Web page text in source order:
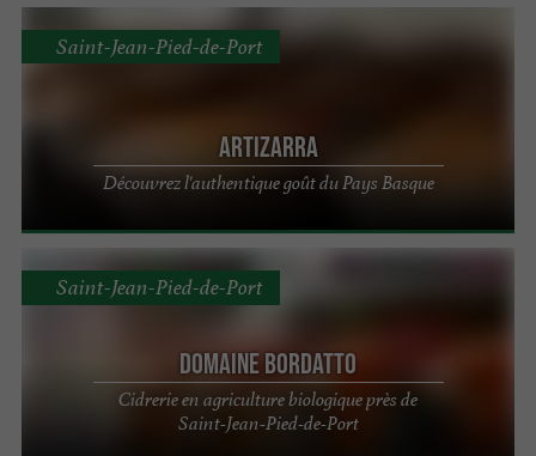
Artizarra
Découvrez l'authentique goût du Pays Basque
Saint-Jean-Pied-de-Port
Domaine Bordatto
Cidrerie en agriculture biologique près de
Saint-Jean-Pied-de-Port
Saint-Jean-Pied-de-Port